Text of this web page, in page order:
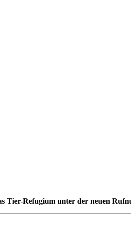
Tier-Refugium unter der neuen